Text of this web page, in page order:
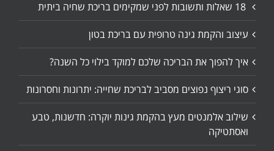
עיצוב והקמת גינה טרופית עם בריכת בטון
איך להפוך את הבריכה שלכם למוקד בילוי כל השנה?
סוגי ריצוף נפוצים מסביב לבריכת שחייה: יתרונות וחסרונות
שילוב אלמנטים מעץ בהקמת גינות יוקרה: חדשנות, טבע
ואסתטיקה